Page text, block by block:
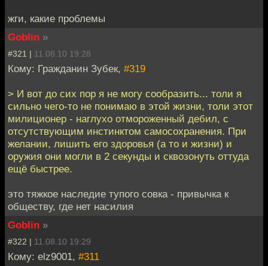
жги, какие проблемы
Goblin »
#321 | 11.08.10 19:28
Кому: Гражданин Зубек, #319
> И вот до сих пор я не могу сообразить... толи я
сильно чего-то не понимаю в этой жизни, толи этот
милиционер - наглухо отмороженный дебил, с
отсутствующим инстинктом самосохранения. При
желании, лишить его здоровья (а то и жизни) и
оружия они могли в 2 секунды и сквозонуть оттуда
ещё быстрее.
это тяжкое наследие тупого совка - привычка к
обществу, где нет насилия
Goblin »
#322 | 11.08.10 19:29
Кому: elz9001, #311